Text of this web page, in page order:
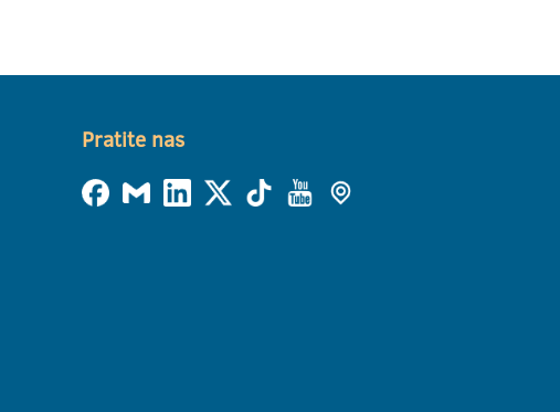
Pratite nas